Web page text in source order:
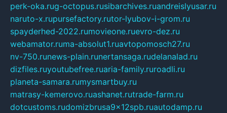
perk-oka.rug-octopus.rusibarchives.ruandreislyusar.ru
naruto-x.rupursefactory.rutor-lyubov-i-grom.ru
spayderhed-2022.rumovieone.ruevro-dez.ru
webamator.ruma-absolut1.ruavtopomosch27.ru
nv-750.runews-plain.runertansaga.rudelanalad.ru
dizfiles.ruyoutubefree.ruaria-family.ruroadli.ru
planeta-samara.rumysmartbuy.ru
matrasy-kemerovo.ruashanet.rutrade-farm.ru
dotcustoms.rudomizbrusa9x12spb.ruautodamp.ru